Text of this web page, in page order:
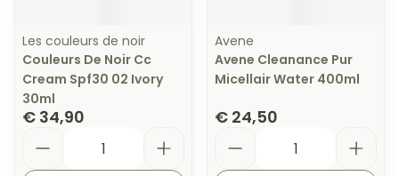
Les couleurs de noir
Couleurs De Noir Cc
Cream Spf30 02 Ivory
30ml
€ 34,90
Avene
Avene Cleanance Pur
Micellair Water 400ml
€ 24,50